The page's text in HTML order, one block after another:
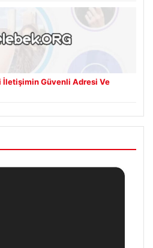
İletişimin Güvenli Adresi Ve